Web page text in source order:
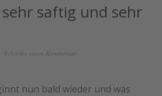
saftig und sehr
Schreibe einen Kommentar
nun bald wieder und was